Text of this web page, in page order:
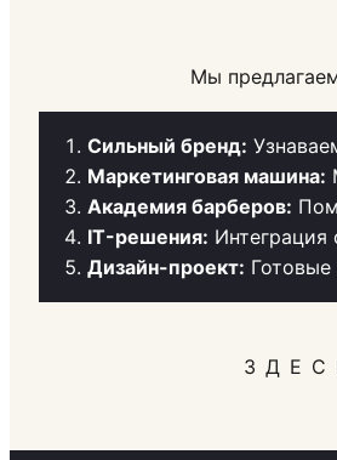
Мы
Сильный бренд:
Маркетинговая машина:
Академия барберов:
IT-решения: Интеграция
Дизайн-проект: